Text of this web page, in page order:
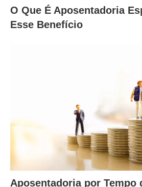
O Que É Aposentadoria
Esse Benefício
Aposentadoria por Tempo